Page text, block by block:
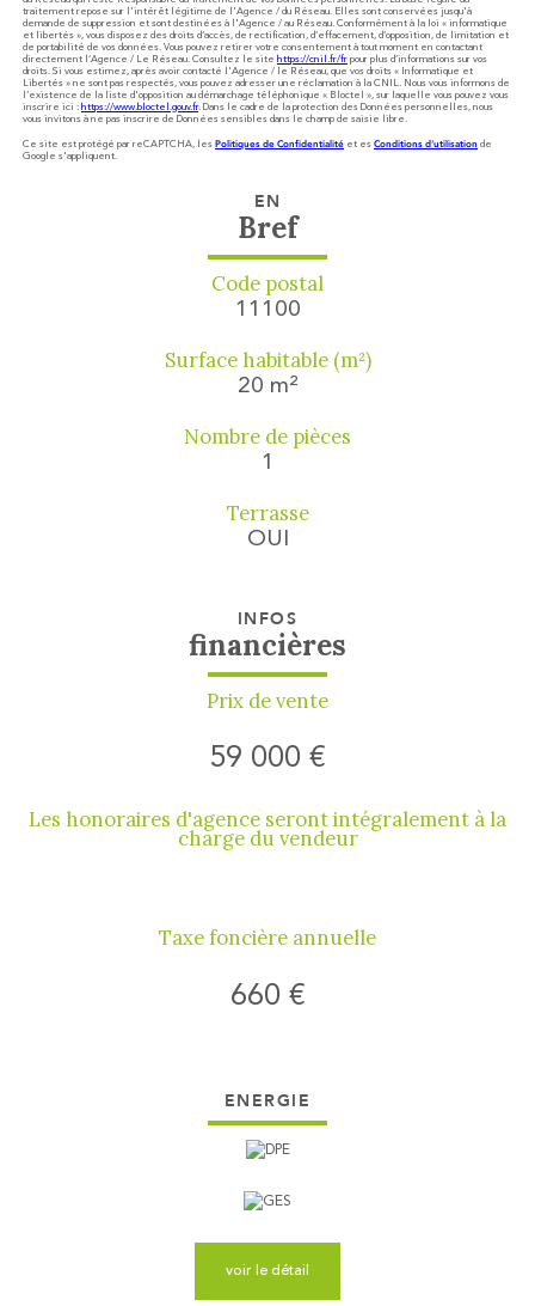
traitement repose sur l'intérêt légitime de l'Agence / du Réseau. Elles sont conservées jusqu'à
demande de suppression et sont destinées à l'Agence / au Réseau. Conformément à la loi « informatique
et libertés », vous disposez des droits d’accès, de rectification, d’effacement, d’opposition, de limitation et
de portabilité de vos données. Vous pouvez retirer votre consentement à tout moment en contactant
directement l’Agence / Le Réseau. Consultez le site https://cnil.fr/fr pour plus d’informations sur vos
droits. Si vous estimez, après avoir contacté l'Agence / le Réseau, que vos droits « Informatique et
Libertés » ne sont pas respectés, vous pouvez adresser une réclamation à la CNIL. Nous vous informons de
l’existence de la liste d'opposition au démarchage téléphonique « Bloctel », sur laquelle vous pouvez vous
inscrire ici : https://www.bloctel.gouv.fr. Dans le cadre de la protection des Données personnelles, nous
vous invitons à ne pas inscrire de Données sensibles dans le champ de saisie libre.
Ce site est protégé par reCAPTCHA, les Politiques de Confidentialité et es Conditions d'utilisation de
Google s'appliquent.
EN
Bref
Code postal
11100
Surface habitable (m²)
20 m²
Nombre de pièces
1
Terrasse
OUI
INFOS
financières
Prix de vente
59 000 €
Les honoraires d'agence seront intégralement à la
charge du vendeur
Taxe foncière annuelle
660 €
ENERGIE
voir le détail